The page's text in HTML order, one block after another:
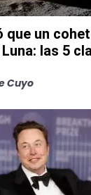
que un
las 5
Cuyo